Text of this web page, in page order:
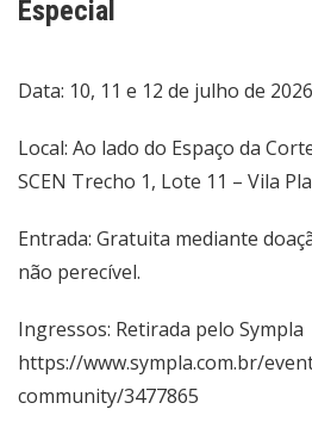
Especial
Data: 10, 11 e 12 de julho de 2026
Local: Ao lado do Espaço da
SCEN Trecho 1, Lote 11 – Vila
Entrada: Gratuita mediante
não perecível.
Ingressos: Retirada pelo Sympla
https://www.sympla.com.br/
community/3477865